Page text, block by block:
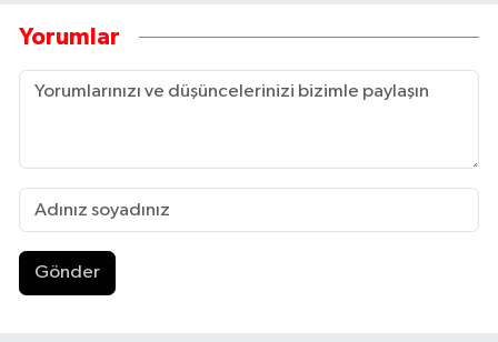
Yorumlar
Gönder